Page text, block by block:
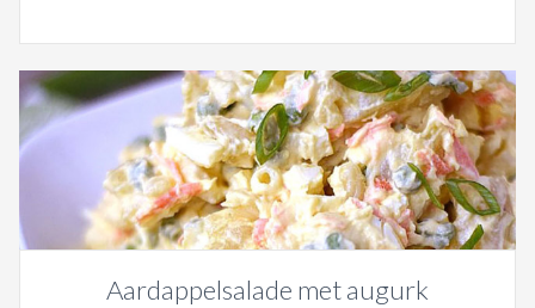
Aardappelsalade met augurk